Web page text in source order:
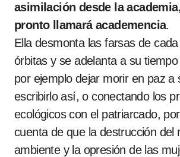
asimilación desde la
pronto llamará academencia.
Ella desmonta las farsas de
órbitas y se adelanta a su
por ejemplo dejar morir en paz a
escribirlo así, o conectando los
ecológicos con el patriarcado,
cuenta de que la destrucción del
ambiente y la opresión de las